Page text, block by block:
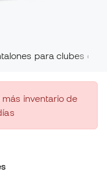
para clubes de
inventario de